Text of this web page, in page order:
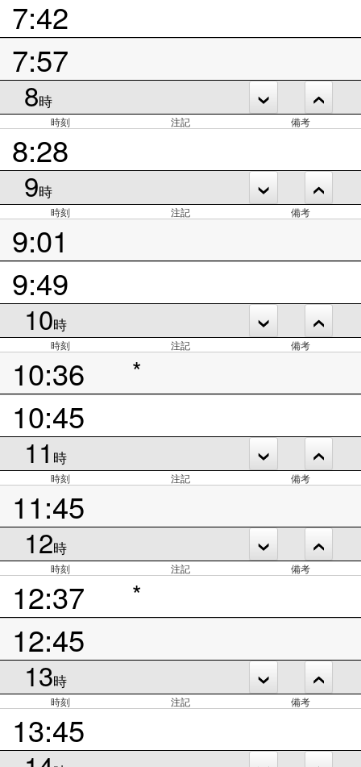
7:42
7:57
8時
時刻 注記 備考
8:28
9時
時刻 注記 備考
9:01
9:49
10時
時刻 注記 備考
10:36 *
10:45
11 時
時刻 注記 備考
11:45
12時
時刻 注記 備考
12:37 *
12:45
13時
時刻 注記 備考
13:45